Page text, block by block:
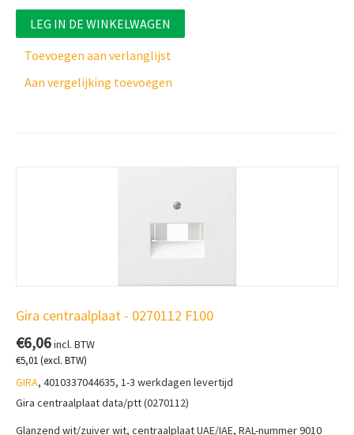
LEG IN DE WINKELWAGEN
Toevoegen aan verlanglijst
Aan vergelijking toevoegen
Gira centraalplaat - 0270112 F100
€6,06incl. BTW
€5,01(excl. BTW)
GIRA, 4010337044635, 1-3 werkdagen levertijd
Gira centraalplaat data/ptt (0270112)
Glanzend wit/zuiver wit, centraalplaat UAE/IAE, RAL-nummer 9010